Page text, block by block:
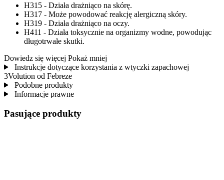
H315 - Działa drażniąco na skórę.
H317 - Może powodować reakcję alergiczną skóry.
H319 - Działa drażniąco na oczy.
H411 - Działa toksycznie na organizmy wodne, powodując
długotrwałe skutki.
Dowiedz się więcej Pokaż mniej
Instrukcje dotyczące korzystania z wtyczki zapachowej
3Volution od Febreze
Podobne produkty
Informacje prawne
Pasujące produkty